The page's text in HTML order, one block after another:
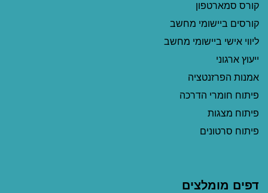
קורס סמארטפון
קורסים ביישומי מחשב
ליווי אישי ביישומי מחשב
ייעוץ ארגוני
אמנות הפרזנטציה
פיתוח חומרי הדרכה
פיתוח מצגות
פיתוח סרטונים
דפים מומלצים